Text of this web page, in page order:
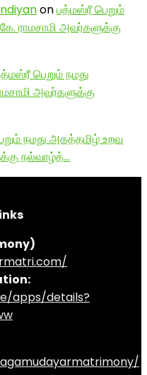
onபத்மஸ்ரீ பெறும்
ராமசாமி அவர்களுக்கு
பெறும் நமது
அவர்களுக்கு
நமது அகத்தமிழ் உறவு
நல்வாழ்த்…
apps/details?